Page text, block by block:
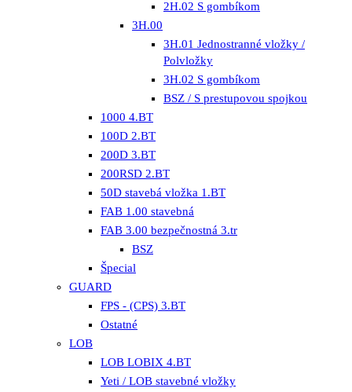
2H.02 S gombíkom
3H.00
3H.01 Jednostranné vložky /
Polvložky
3H.02 S gombíkom
BSZ / S prestupovou spojkou
1000 4.BT
100D 2.BT
200D 3.BT
200RSD 2.BT
50D stavebá vložka 1.BT
FAB 1.00 stavebná
FAB 3.00 bezpečnostná 3.tr
BSZ
Špecial
GUARD
FPS - (CPS) 3.BT
Ostatné
LOB
LOB LOBIX 4.BT
Yeti / LOB stavebné vložky